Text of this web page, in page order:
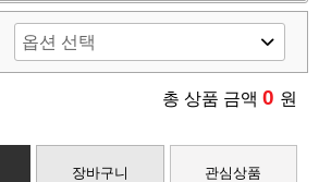
총 상품 금액 0 원
장바구니 관심상품